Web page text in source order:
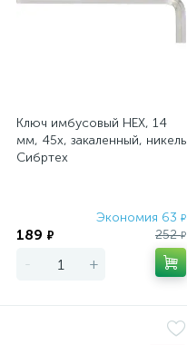
Ключ имбусовый HEX, 14
мм, 45x, закаленный, никель
Сибртех
Экономия 63 ₽
189 ₽ 252₽
- +